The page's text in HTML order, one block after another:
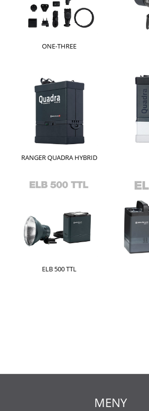
ONE-THREE
RANGER QUADRA HYBRID
ELB 500 TTL
MENY